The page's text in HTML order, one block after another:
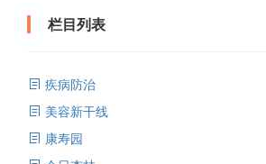
栏目列表
疾病防治
美容新干线
康寿园